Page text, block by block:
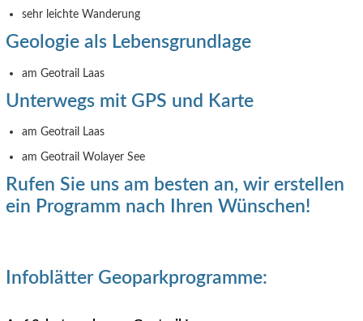
sehr leichte Wanderung
Geologie als Lebensgrundlage
am Geotrail Laas
Unterwegs mit GPS und Karte
am Geotrail Laas
am Geotrail Wolayer See
Rufen Sie uns am besten an, wir erstellen
ein Programm nach Ihren Wünschen!
Infoblätter Geoparkprogramme: